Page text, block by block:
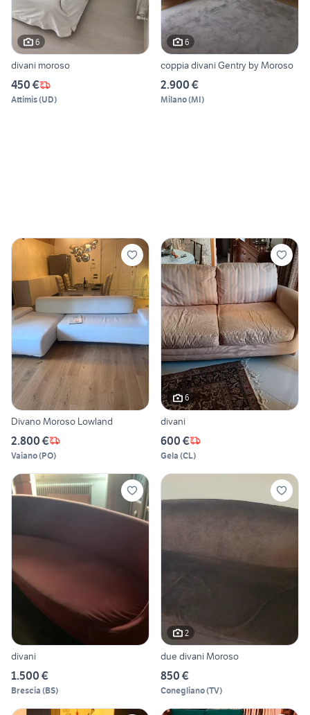
6
divani moroso
450 €
Attimis(UD)
6
coppia divani Gentry by Moroso
2.900 €
Milano(MI)
Divano Moroso Lowland
2.800 €
Vaiano(PO)
6
divani
600 €
Gela (CL)
divani
1.500 €
Brescia (BS)
2
due divani Moroso
850 €
Conegliano(TV)